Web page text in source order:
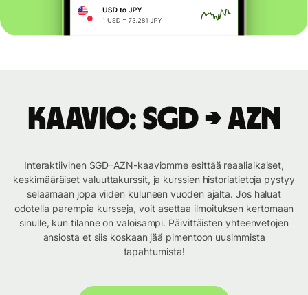
Kaavio: SGD → AZN
Interaktiivinen SGD–AZN-kaaviomme esittää reaaliaikaiset,
keskimääräiset valuuttakurssit, ja kurssien historiatietoja pystyy
selaamaan jopa viiden kuluneen vuoden ajalta. Jos haluat
odotella parempia kursseja, voit asettaa ilmoituksen kertomaan
sinulle, kun tilanne on valoisampi. Päivittäisten yhteenvetojen
ansiosta et siis koskaan jää pimentoon uusimmista
tapahtumista!